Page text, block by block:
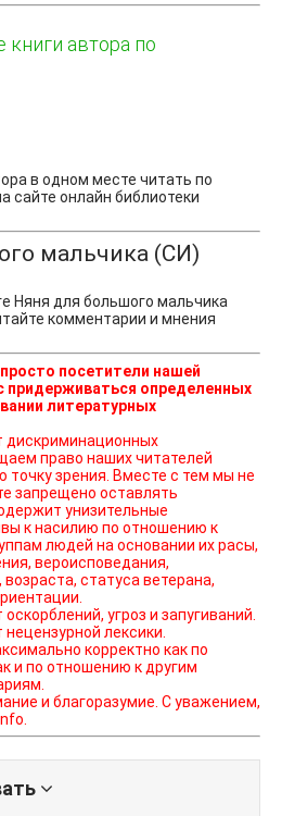
книги автора по
в одном месте читать по
сайте онлайн библиотеки
мальчика (СИ)
Няня для большого мальчика
комментарии и мнения
посетители нашей
придерживаться определенных
литературных
дискриминационных
зрения. Вместе с тем мы не
запрещено оставлять
унизительные
к насилию по отношению к
людей на основании их расы,
вероисповедания,
статуса ветерана,
угроз и запугиваний.
лексики.
корректно как по
и по отношению к другим
и благоразумие. С уважением,